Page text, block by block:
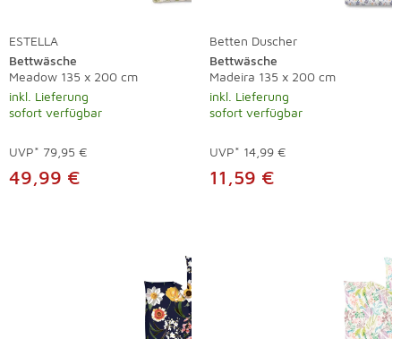
ESTELLA
Bettwäsche
Meadow 135 x 200 cm
inkl. Lieferung
sofort verfügbar
UVP* 79,95 €
49,99 €
Betten Duscher
Bettwäsche
Madeira 135 x 200 cm
inkl. Lieferung
sofort verfügbar
UVP* 14,99 €
11,59 €